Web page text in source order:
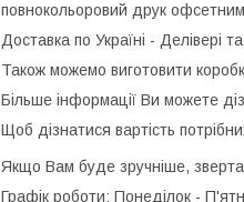
повнокольоровий друк
Доставка по Україні - Делівері
Також можемо виготовити
Більше інформації Ви можете
Щоб дізнатися вартість
Якщо Вам буде зручніше,
Графік роботи: Понеділок -